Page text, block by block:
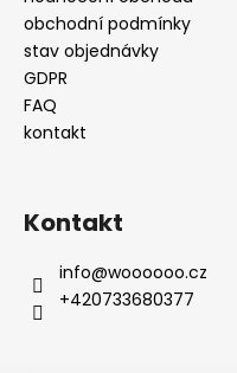
obchodní podmínky
stav objednávky
GDPR
FAQ
kontakt
Kontakt
info@woooooo.cz
+420733680377